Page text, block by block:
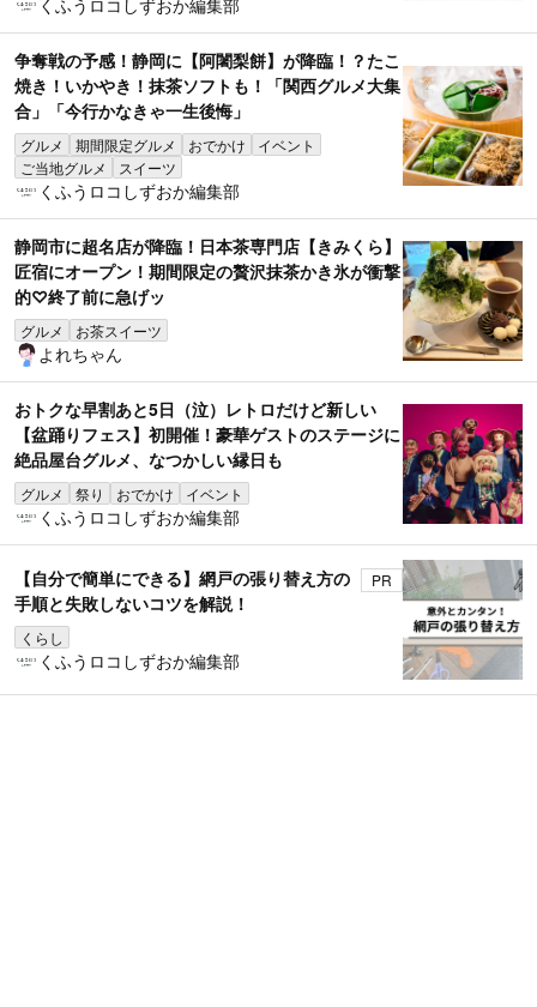
くふうロコしずおか編集部
争奪戦の予感！静岡に【阿闍梨餅】が降臨！？たこ
焼き！いかやき！抹茶ソフトも！「関西グルメ大集
合」「今行かなきゃ一生後悔」
グルメ 期間限定グルメ おでかけ
イベント
ご当地グルメ
スイーツ
くふうロコしずおか編集部
静岡市に超名店が降臨！日本茶専門店【きみくら】
匠宿にオープン！期間限定の贅沢抹茶かき氷が衝撃
的♡終了前に急げッ
グルメ お茶スイーツ
よれちゃん
おトクな早割あと5日（泣）レトロだけど新しい
【盆踊りフェス】初開催！豪華ゲストのステージに
絶品屋台グルメ、なつかしい縁日も
グルメ 祭り おでかけ イベント
くふうロコしずおか編集部
【自分で簡単にできる】網戸の張り替え方の
手順と失敗しないコツを解説！
くらし
PR
くふうロコしずおか編集部